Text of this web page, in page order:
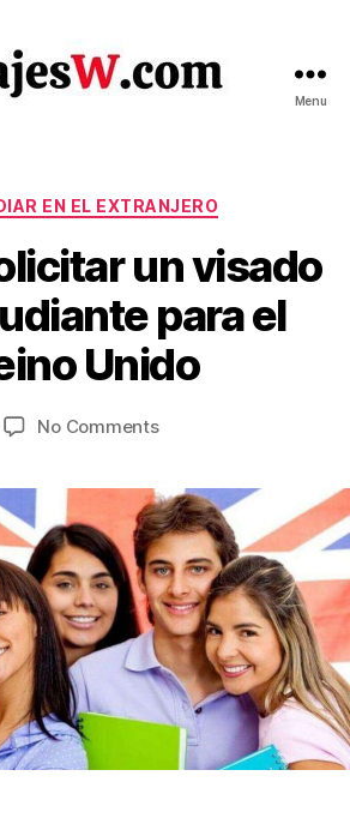
Menu
Categories
EN EL EXTRANJERO
un visado
para el
Unido
author
y
ia
s
m
date
u
y
,
2
No Commentson
un
visado
de
estudiante
para
el
Reino
Unido